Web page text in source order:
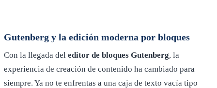
Gutenberg y la edición moderna por bloques
Con la llegada del editor de bloques Gutenberg, la
experiencia de creación de contenido ha cambiado para
siempre. Ya no te enfrentas a una caja de texto vacía tipo